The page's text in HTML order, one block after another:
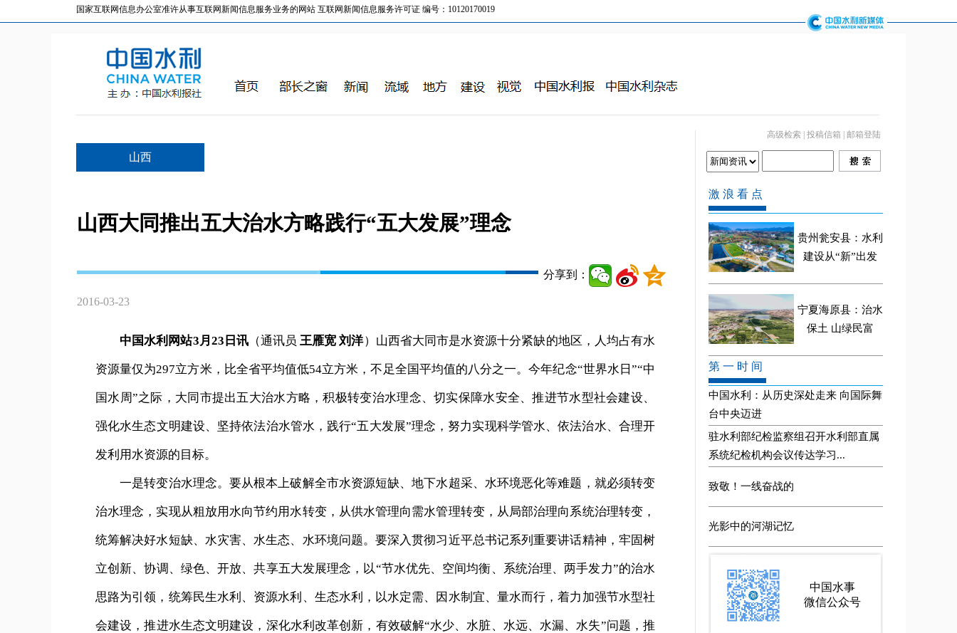
国家互联网信息办公室准许从事互联网新闻信息服务业务的网站 互联网新闻信息服务许可证 编号：10120170019
山西
高级检索 投稿信箱 邮箱登陆
山西大同推出五大治水方略践行“五大发展”理念
分享到：
2016-03-23
中国水利网站3月23日讯（通讯员 王雁宽 刘洋）山西省大同市是水资源十分紧缺的地区，人均占有水
资源量仅为297立方米，比全省平均值低54立方米，不足全国平均值的八分之一。今年纪念“世界水日”“中
国水周”之际，大同市提出五大治水方略，积极转变治水理念、切实保障水安全、推进节水型社会建设、
强化水生态文明建设、坚持依法治水管水，践行“五大发展”理念，努力实现科学管水、依法治水、合理开
发利用水资源的目标。
一是转变治水理念。要从根本上破解全市水资源短缺、地下水超采、水环境恶化等难题，就必须转变
治水理念，实现从粗放用水向节约用水转变，从供水管理向需水管理转变，从局部治理向系统治理转变，
统筹解决好水短缺、水灾害、水生态、水环境问题。要深入贯彻习近平总书记系列重要讲话精神，牢固树
立创新、协调、绿色、开放、共享五大发展理念，以“节水优先、空间均衡、系统治理、两手发力”的治水
思路为引领，统筹民生水利、资源水利、生态水利，以水定需、因水制宜、量水而行，着力加强节水型社
会建设，推进水生态文明建设，深化水利改革创新，有效破解“水少、水脏、水远、水漏、水失”问题，推